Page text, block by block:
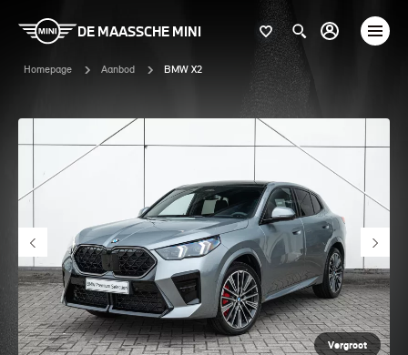
DE MAASSCHE MINI
Homepage Aanbod BMW X2
Vergroot